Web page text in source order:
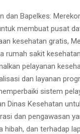
dan Bapelkes:
membuat pusat
kesehatan gratis,
rumah sakit
pelayanan
dan layanan
sistem
Dinas Kesehatan
dan pengawasan
hibah, dan terhadap